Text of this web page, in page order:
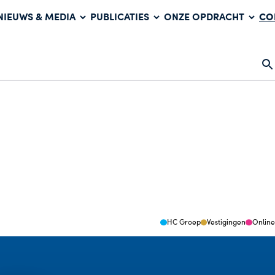
& MEDIA PUBLICATIES ONZE OPDRACHT
HC Groep Vestigingen Online